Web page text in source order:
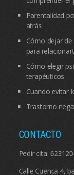
Parentalidad
atrás
Cómo dejar de
para
Cómo elegir
terapéuticos
Cuando evitar
Trastorno
CONTACTO
Pedir cita:
Calle Cuenca 4,